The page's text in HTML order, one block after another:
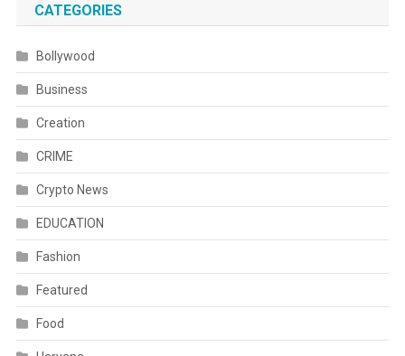
CATEGORIES
Bollywood
Business
Creation
CRIME
Crypto News
EDUCATION
Fashion
Featured
Food